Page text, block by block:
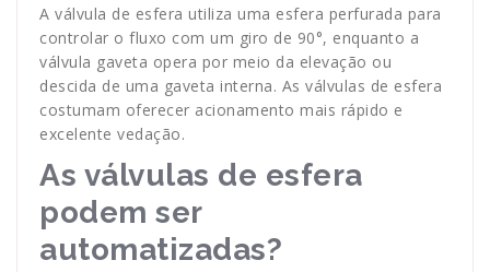
A válvula de esfera utiliza uma esfera perfurada para
controlar o fluxo com um giro de 90°, enquanto a
válvula gaveta opera por meio da elevação ou
descida de uma gaveta interna. As válvulas de esfera
costumam oferecer acionamento mais rápido e
excelente vedação.
As válvulas de esfera
podem ser
automatizadas?